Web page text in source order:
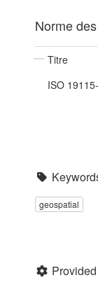
Norme
Titre
ISO
geospatial